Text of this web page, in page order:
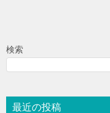
ビ
シ
検索
最近の投稿